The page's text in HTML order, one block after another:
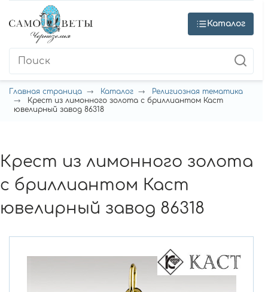
Каталог
Главная страница Каталог
Религиозная тематика
Крест из лимонного золота с бриллиантом Каст
ювелирный завод 86318
Крест из лимонного золота
с бриллиантом Каст
ювелирный завод 86318